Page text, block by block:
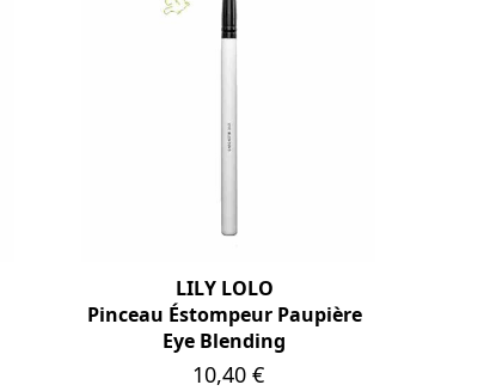
LILY LOLO
Pinceau Éstompeur Paupière
Eye Blending
Prix
10,40 €